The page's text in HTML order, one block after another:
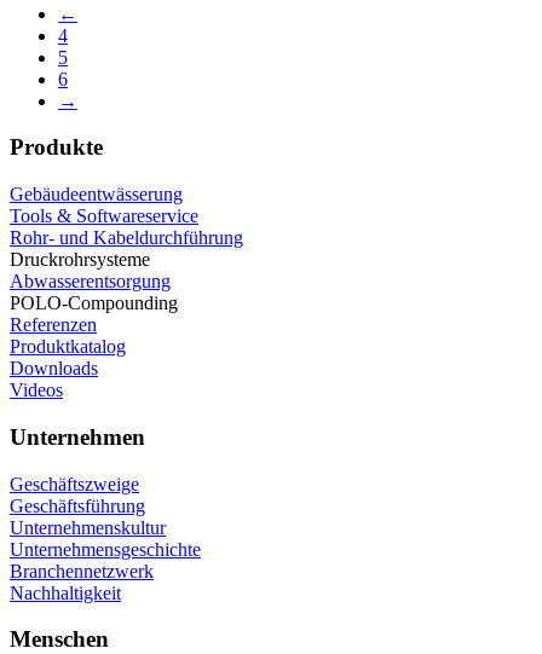
←
4
5
6
→
Produkte
Gebäudeentwässerung
Tools & Softwareservice
Rohr- und Kabeldurchführung
Druckrohrsysteme
Abwasserentsorgung
POLO-Compounding
Referenzen
Produktkatalog
Downloads
Videos
Unternehmen
Geschäftszweige
Geschäftsführung
Unternehmenskultur
Unternehmensgeschichte
Branchennetzwerk
Nachhaltigkeit
Menschen